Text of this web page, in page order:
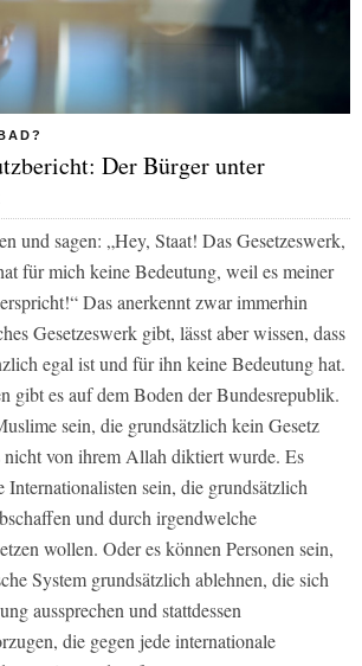
Der Bürger unter
und sagen: „Hey, Staat! Das Gesetzeswerk,
für mich keine Bedeutung, weil es meiner
Das anerkennt zwar immerhin
Gesetzeswerk gibt, lässt aber wissen, dass
egal ist und für ihn keine Bedeutung hat.
gibt es auf dem Boden der Bundesrepublik.
sein, die grundsätzlich kein Gesetz
nicht von ihrem Allah diktiert wurde. Es
sein, die grundsätzlich
und durch irgendwelche
wollen. Oder es können Personen sein,
System grundsätzlich ablehnen, die sich
aussprechen und stattdessen
die gegen jede internationale